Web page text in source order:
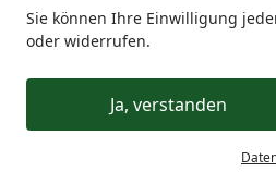
Sie können Ihre Einwilligung
oder widerrufen.
Ja, verstanden
Zubehör für
Ihre Artikelübersicht